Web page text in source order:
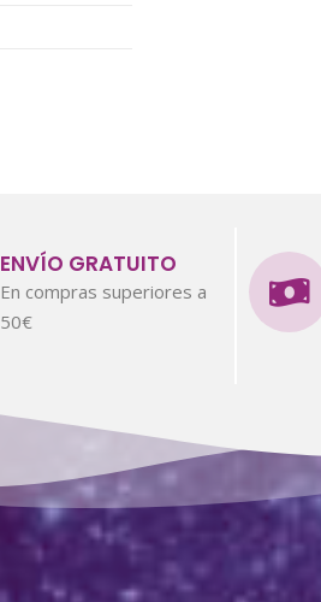
ENVÍO GRATUITO
En compras superiores a
50€